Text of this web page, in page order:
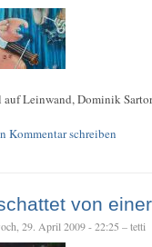
auf Leinwand, Dominik
Kommentar schreiben
von
29. April 2009 - 22:25 – tetti